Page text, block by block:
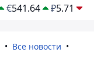
€541.64 ₽5.71
Все новости